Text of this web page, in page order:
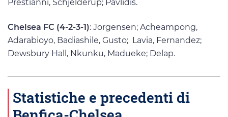
Prestianni, Schjelderup; Pavlidis.
Chelsea FC (4-2-3-1): Jorgensen; Acheampong,
Adarabioyo, Badiashile, Gusto; Lavia, Fernandez;
Dewsbury Hall, Nkunku, Madueke; Delap.
Statistiche e precedenti di